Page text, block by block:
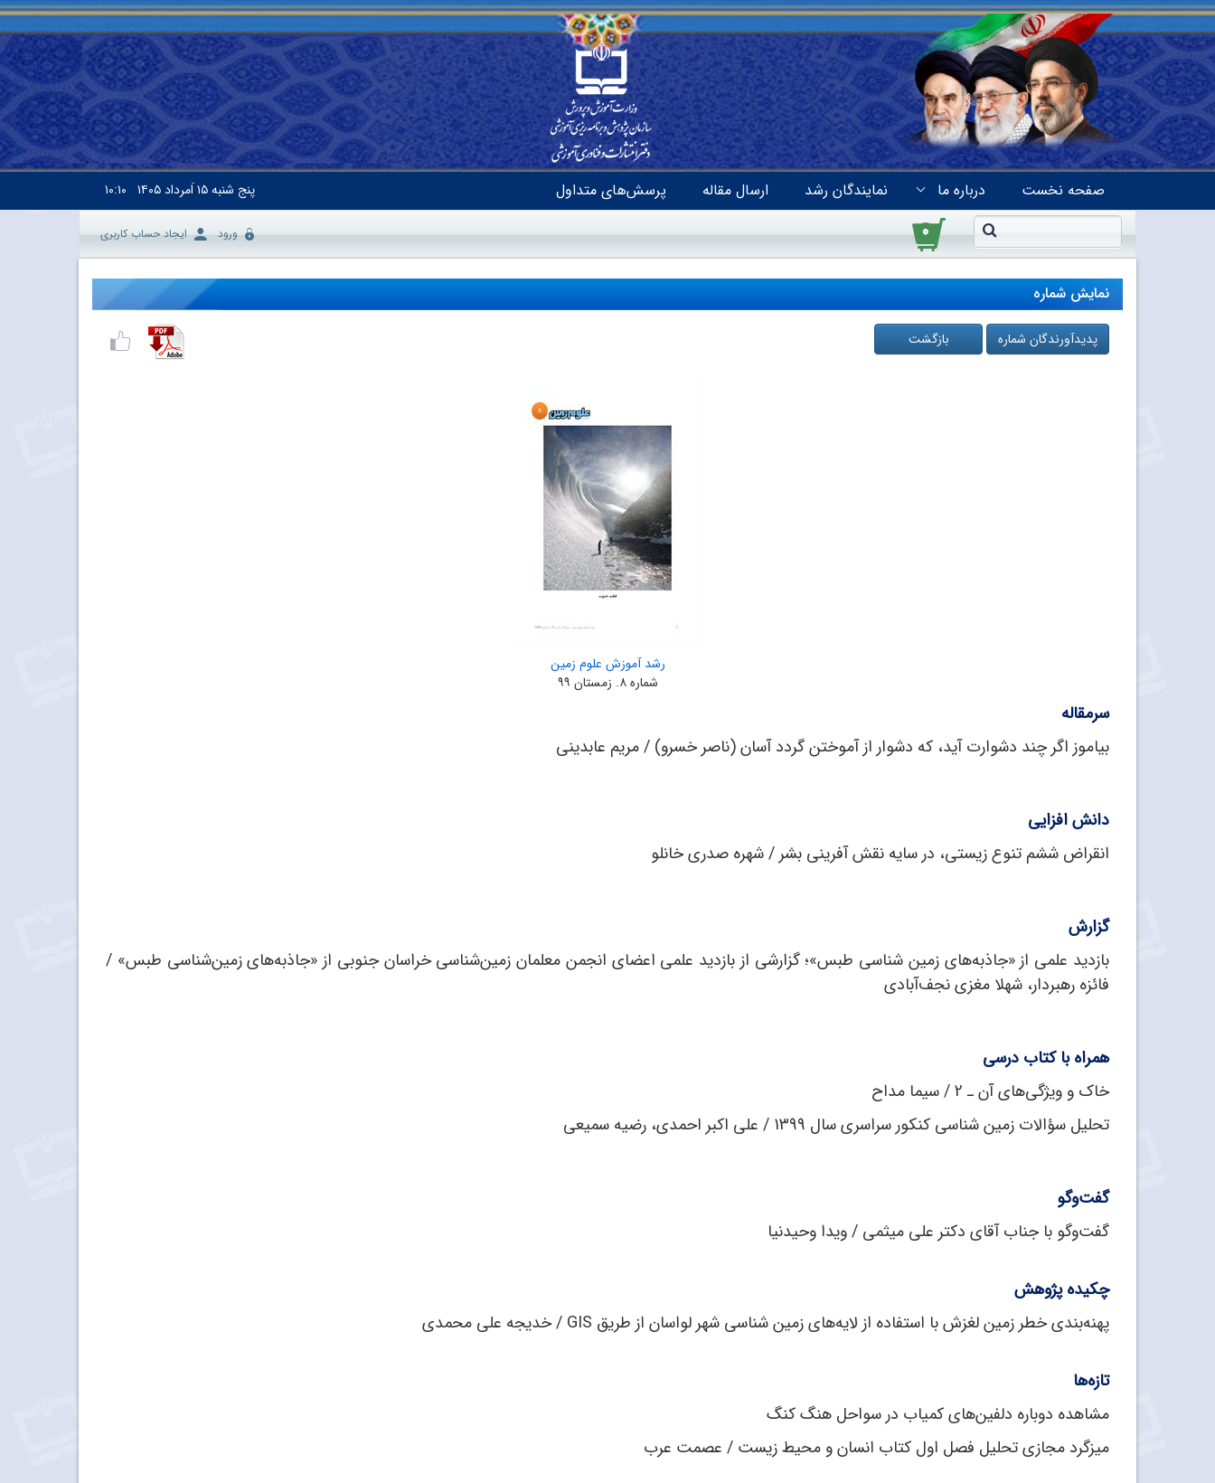
صفحه نخست درباره ما نمایندگان رشد ارسال مقاله پرسش‌های متداول پنج شنبه۱۵ اَمرداد ۱۴۰۵ ۱۰:۱۰
۰ ورود ایجاد حساب کاربری
نمایش شماره
پدیدآورندگان شماره بازگشت
رشد آموزش علوم زمین
شماره ۸. زمستان ۹۹
سرمقاله
بیاموز اگر چند دشوارت آید، که دشوار از آموختن گردد آسان (ناصر خسرو) / مریم عابدینی
دانش ‌افزایی
انقراض ششم تنوع زیستی، در سایه نقش ‌آفرینی بشر / شهره صدری خانلو
گزارش
بازدید علمی از «جاذبه‌های زمین ‌شناسی طبس»؛ گزارشی از بازدید علمی اعضای انجمن معلمان زمین‌شناسی خراسان جنوبی از «جاذبه‌‌های زمین‌شناسی طبس» /
فائزه رهبردار، شهلا مغزی نجف‌آبادی
همراه با کتاب درسی
خاک و ویژگی‌های آن ـ 2 / سیما مداح
تحلیل سؤالات زمین‌ شناسی کنکور سراسری سال 1399 / علی ‌اکبر احمدی، رضیه سمیعی
گفت‌و‌گو
گفت‌‌و‌گو با جناب آقای دکتر علی میثمی / ویدا وحیدنیا
چکیده پژوهش
پهنه‌بندی خطر زمین لغزش با استفاده از لایه‌های زمین ‌شناسی شهر لواسان از طریق GIS / خدیجه علی ‌محمدی
تازه‌‌ها
مشاهده دوباره دلفین‌‌های کمیاب در سواحل هنگ ‌کنگ
میزگرد مجازی تحلیل فصل اول کتاب انسان و محیط ‌زیست / عصمت عرب